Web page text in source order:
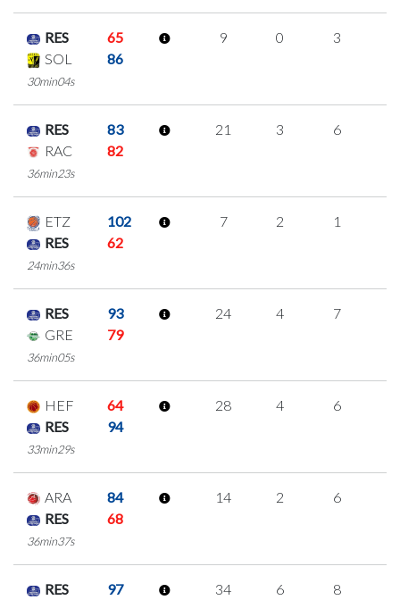
RES
65
SOL
86
30min04s
9 0 3
RES
83
RAC
82
36min23s
21 3 6
ETZ
102
RES
62
24min36s
7 2 1
RES
93
GRE
79
36min05s
24 4 7
HEF
64
RES
94
33min29s
28 4 6
ARA
84
RES
68
36min37s
14 2 6
RES
97
34 6 8